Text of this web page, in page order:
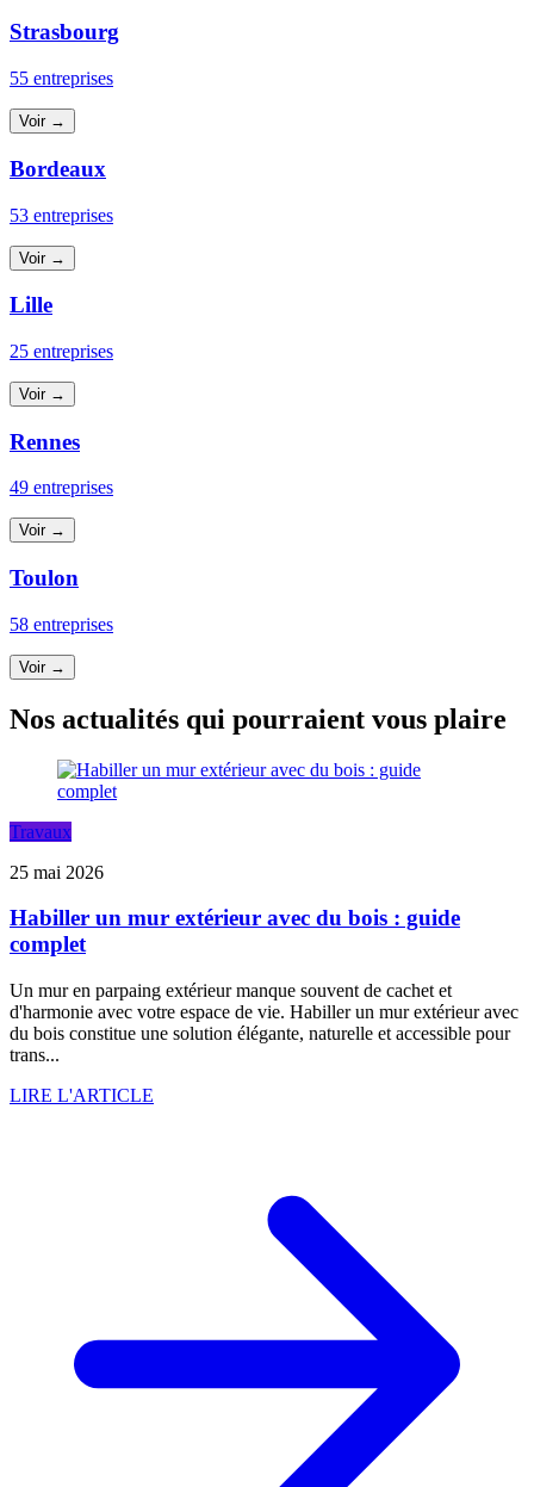
Strasbourg
55 entreprises
Voir →
Bordeaux
53 entreprises
Voir →
Lille
25 entreprises
Voir →
Rennes
49 entreprises
Voir →
Toulon
58 entreprises
Voir →
Nos actualités qui pourraient vous plaire
Travaux
25 mai 2026
Habiller un mur extérieur avec du bois : guide
complet
Un mur en parpaing extérieur manque souvent de cachet et
d'harmonie avec votre espace de vie. Habiller un mur extérieur avec
du bois constitue une solution élégante, naturelle et accessible pour
trans...
LIRE L'ARTICLE